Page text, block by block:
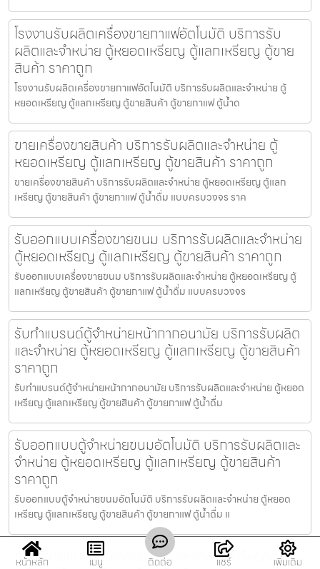
โรงงานรับผลิตเครื่องขายกาแฟ​อัตโนมัติ บริการรับ
ผลิตและจำหน่าย ตู้หยอดเหรียญ ตู้แลกเหรียญ ตู้ขาย
สินค้า ราคาถูก
โรงงานรับผลิตเครื่องขายกาแฟ​อัตโนมัติ บริการรับผลิตและจำหน่าย ตู้
หยอดเหรียญ ตู้แลกเหรียญ ตู้ขายสินค้า ตู้ขายกาแฟ ตู้น้ำด
ขายเครื่องขายสินค้า บริการรับผลิตและจำหน่าย ตู้
หยอดเหรียญ ตู้แลกเหรียญ ตู้ขายสินค้า ราคาถูก
ขายเครื่องขายสินค้า บริการรับผลิตและจำหน่าย ตู้หยอดเหรียญ ตู้แลก
เหรียญ ตู้ขายสินค้า ตู้ขายกาแฟ ตู้น้ำดื่ม แบบครบวงจร ราค
รับออกแบบเครื่องขายขนม บริการรับผลิตและจำหน่าย
ตู้หยอดเหรียญ ตู้แลกเหรียญ ตู้ขายสินค้า ราคาถูก
รับออกแบบเครื่องขายขนม บริการรับผลิตและจำหน่าย ตู้หยอดเหรียญ ตู้
แลกเหรียญ ตู้ขายสินค้า ตู้ขายกาแฟ ตู้น้ำดื่ม แบบครบวงจร
รับทำแบรนด์ตู้จำหน่ายหน้ากากอนามัย บริการรับผลิต
และจำหน่าย ตู้หยอดเหรียญ ตู้แลกเหรียญ ตู้ขายสินค้า
ราคาถูก
รับทำแบรนด์ตู้จำหน่ายหน้ากากอนามัย บริการรับผลิตและจำหน่าย ตู้หยอด
เหรียญ ตู้แลกเหรียญ ตู้ขายสินค้า ตู้ขายกาแฟ ตู้น้ำดื่ม
รับออกแบบตู้จำหน่ายขนม​อัตโนมัติ บริการรับผลิตและ
จำหน่าย ตู้หยอดเหรียญ ตู้แลกเหรียญ ตู้ขายสินค้า
ราคาถูก
รับออกแบบตู้จำหน่ายขนม​อัตโนมัติ บริการรับผลิตและจำหน่าย ตู้หยอด
เหรียญ ตู้แลกเหรียญ ตู้ขายสินค้า ตู้ขายกาแฟ ตู้น้ำดื่ม แ
ขายตู้ขายขนม บริการรับผลิตและจำหน่าย ตู้หยอด
หน้าหลัก เมนู ติดต่อ แชร์ เพิ่มเติม